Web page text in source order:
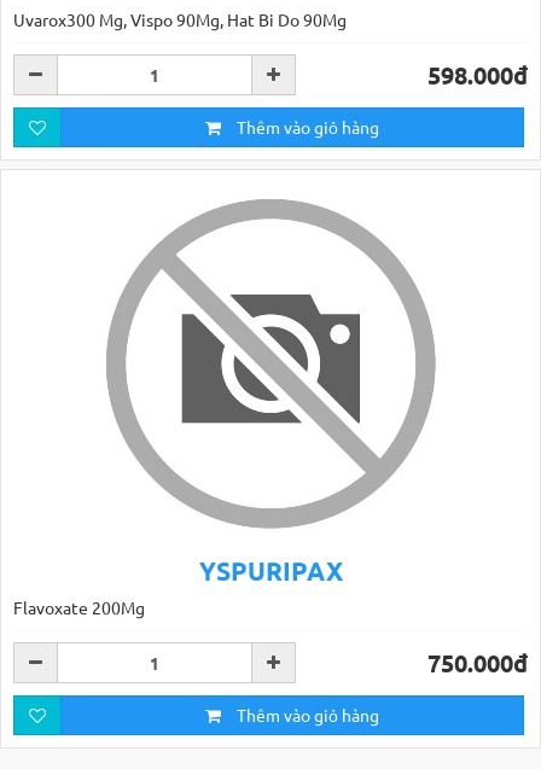
Uvarox300 Mg, Vispo 90Mg, Hat Bi Do 90Mg
598.000đ
Thêm vào giỏ hàng
YSPURIPAX
Flavoxate 200Mg
750.000đ
Thêm vào giỏ hàng